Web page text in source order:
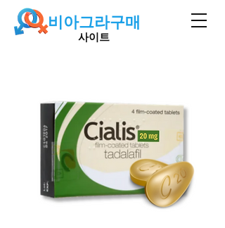
비아그라구매
사이트